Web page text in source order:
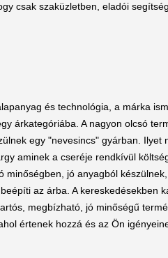
csak szaküzletben, eladói
és technológia, a márka
árkategóriába. A nagyon olcsó
egy "nevesincs" gyárban. Ilyet
aminek a cseréje rendkívül
minőségben, jó anyagból
az árba. A kereskedésekben
megbízható, jó minőségű
értenek hozzá és az Ön